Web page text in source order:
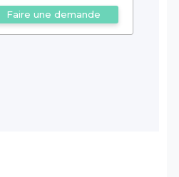
Faire une demande